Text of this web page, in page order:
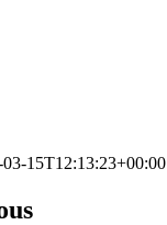
03-15T12:13:23+00:00